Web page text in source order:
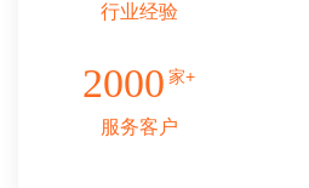
行业经验
2000 家+
服务客户